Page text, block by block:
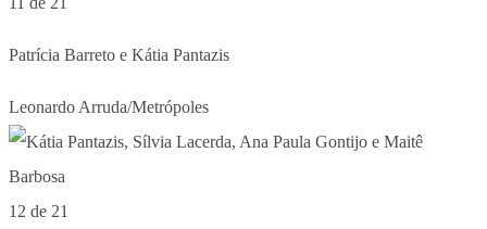
Patrícia Barreto e Kátia Pantazis
Leonardo Arruda/Metrópoles
12 de 21